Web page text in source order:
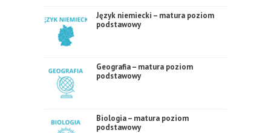
Język niemiecki – matura poziom
podstawowy
Geografia – matura poziom
podstawowy
Biologia – matura poziom
podstawowy